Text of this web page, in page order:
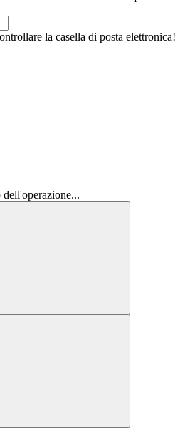
la casella di posta elettronica!